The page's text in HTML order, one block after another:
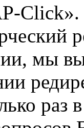
мы
раз